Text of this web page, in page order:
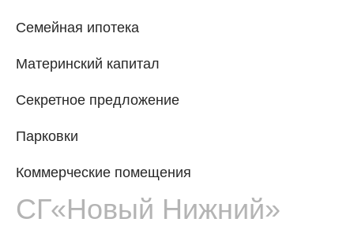
Семейная ипотека
Материнский капитал
Секретное предложение
Парковки
Коммерческие помещения
СГ«Новый Нижний»